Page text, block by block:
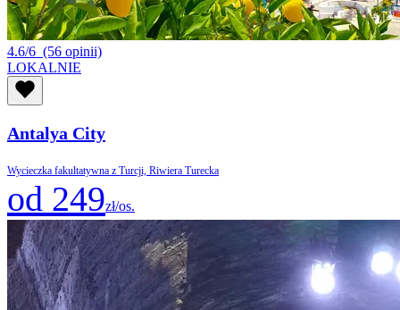
4.6/6 (56 opinii)
LOKALNIE
Antalya City
Wycieczka fakultatywna z Turcji, Riwiera Turecka
od 249zł/os.